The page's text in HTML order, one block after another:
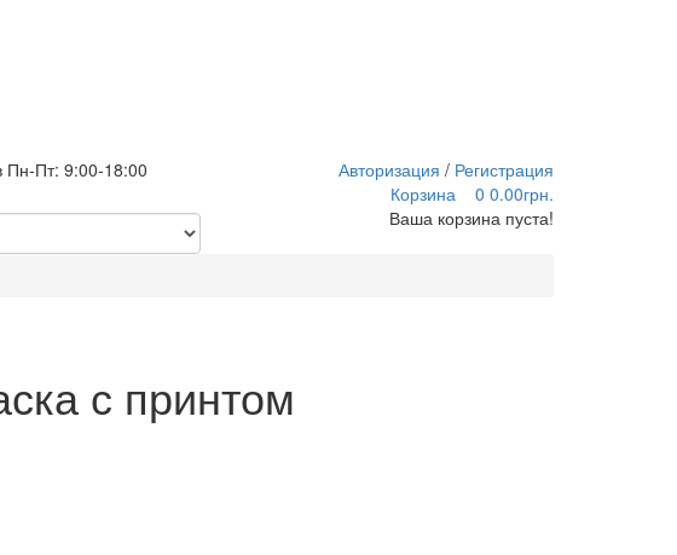
Пн-Пт: 9:00-18:00 Авторизация / Регистрация
Корзина
0 0.00грн.
Ваша корзина пуста!
с принтом